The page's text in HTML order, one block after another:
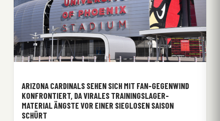
ARIZONA CARDINALS SEHEN SICH MIT FAN-GEGENWIND
KONFRONTIERT, DA VIRALES TRAININGSLAGER-
MATERIAL ÄNGSTE VOR EINER SIEGLOSEN SAISON
SCHÜRT